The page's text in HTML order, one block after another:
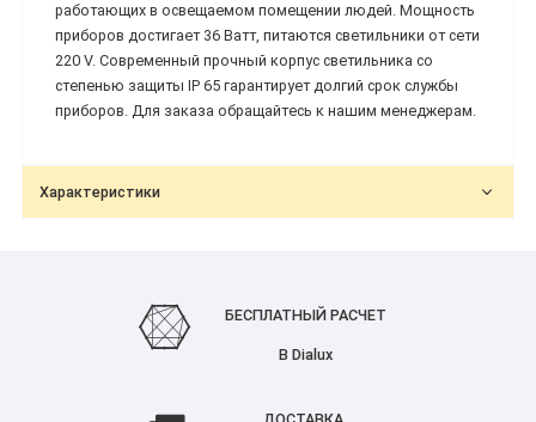
работающих в освещаемом помещении людей. Мощность
приборов достигает 36 Ватт, питаются светильники от сети
220 V. Современный прочный корпус светильника со
степенью защиты IP 65 гарантирует долгий срок службы
приборов. Для заказа обращайтесь к нашим менеджерам.
Характеристики
БЕСПЛАТНЫЙ РАСЧЕТ
В Dialux